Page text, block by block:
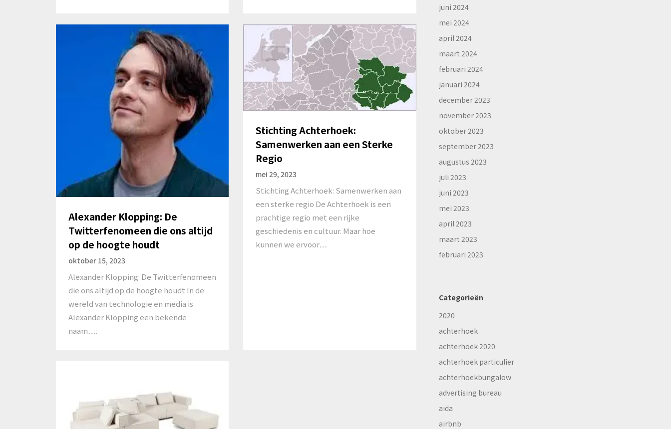
Alexander Klopping: De
Twitterfenomeen die ons altijd
op de hoogte houdt
oktober 15, 2023
Alexander Klopping: De Twitterfenomeen
die ons altijd op de hoogte houdt In de
wereld van technologie en media is
Alexander Klopping een bekende
naam….
Stichting Achterhoek:
Samenwerken aan een Sterke
Regio
mei 29, 2023
Stichting Achterhoek: Samenwerken aan
een sterke regio De Achterhoek is een
prachtige regio met een rijke
geschiedenis en cultuur. Maar hoe
kunnen we ervoor…
juni 2024
mei 2024
april 2024
maart 2024
februari 2024
januari 2024
december 2023
november 2023
oktober 2023
september 2023
augustus 2023
juli 2023
juni 2023
mei 2023
april 2023
maart 2023
februari 2023
Categorieën
2020
achterhoek
achterhoek 2020
achterhoek particulier
achterhoekbungalow
advertising bureau
aida
airbnb